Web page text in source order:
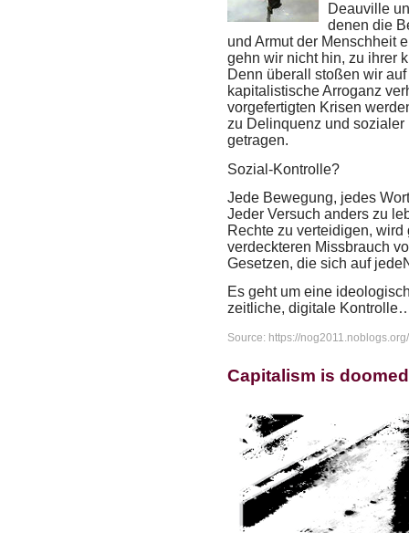
Deauville
denen die
und Armut der Menschheit
gehn wir nicht hin, zu ihrer
Denn überall stoßen wir
kapitalistische Arroganz
vorgefertigten Krisen
zu Delinquenz und
getragen.
Sozial-Kontrolle?
Jede Bewegung, jedes
Jeder Versuch anders zu
Rechte zu verteidigen,
verdeckteren Missbrauch
Gesetzen, die sich auf
Es geht um eine
zeitliche, digitale
Source: https://
Capitalism is